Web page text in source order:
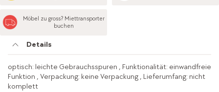
Möbel zu gross? Miettransporter
buchen
Details
optisch: leichte Gebrauchsspuren , Funktionalität: einwandfreie
Funktion , Verpackung: keine Verpackung , Lieferumfang: nicht
komplett